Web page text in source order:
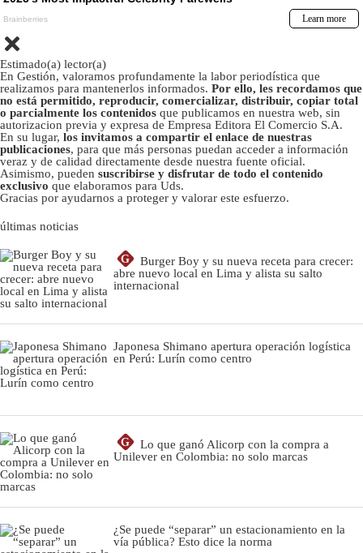
Estimado(a) lector(a)
En Gestión, valoramos profundamente la labor periodística que
realizamos para mantenerlos informados. Por ello, les recordamos que
no está permitido, reproducir, comercializar, distribuir, copiar total
o parcialmente los contenidos que publicamos en nuestra web, sin
autorizacion previa y expresa de Empresa Editora El Comercio S.A.
En su lugar, los invitamos a compartir el enlace de nuestras
publicaciones, para que más personas puedan acceder a información
veraz y de calidad directamente desde nuestra fuente oficial.
Asimismo, pueden suscribirse y disfrutar de todo el contenido
exclusivo que elaboramos para Uds.
Gracias por ayudarnos a proteger y valorar este esfuerzo.
últimas noticias
G
Burger Boy y su nueva receta para crecer:
abre nuevo local en Lima y alista su salto
internacional
Japonesa Shimano apertura operación logística
en Perú: Lurín como centro
G
Lo que ganó Alicorp con la compra a
Unilever en Colombia: no solo marcas
¿Se puede “separar” un estacionamiento en la
vía pública? Esto dice la norma